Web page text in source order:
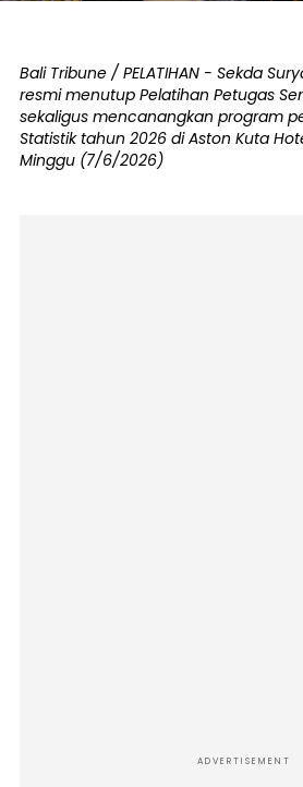
Bali Tribune / PELATIHAN - Sekda
resmi menutup Pelatihan Petugas
sekaligus mencanangkan program
Statistik tahun 2026 di Aston Kuta
Minggu (7/6/2026)
ADVERTISEMENT